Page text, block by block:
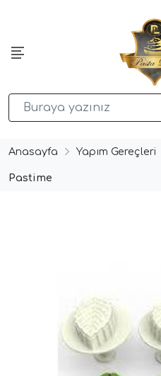
Anasayfa Yapım Gereçleri
Pastime